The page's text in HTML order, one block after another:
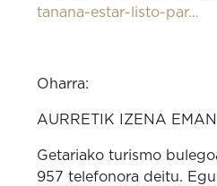
tanana-estar-listo-par…
Oharra:
AURRETIK IZENA
Getariako turismo
957 telefonora deitu.